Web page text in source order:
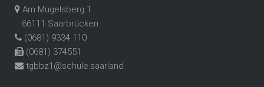
Am Mügelsberg 1
66111 Saarbrücken
(0681) 9334 110
(0681) 374551
tgbbz1@schule.saarland